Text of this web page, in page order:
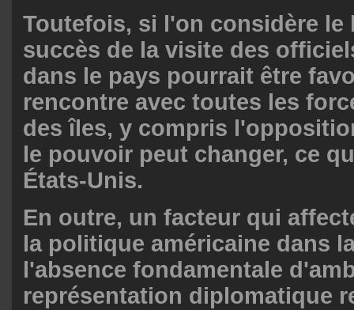
Toutefois, si l'on considère le
succès de la visite des
dans le pays pourrait être
rencontre avec toutes les
des îles, y compris
le pouvoir peut changer, ce
États-Unis.
En outre, un facteur qui
la politique américaine dans
l'absence fondamentale
représentation diplomatique